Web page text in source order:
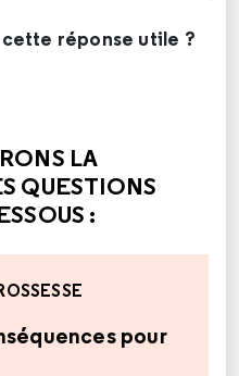
réponse utile ?
LA
QUESTIONS
:
pour